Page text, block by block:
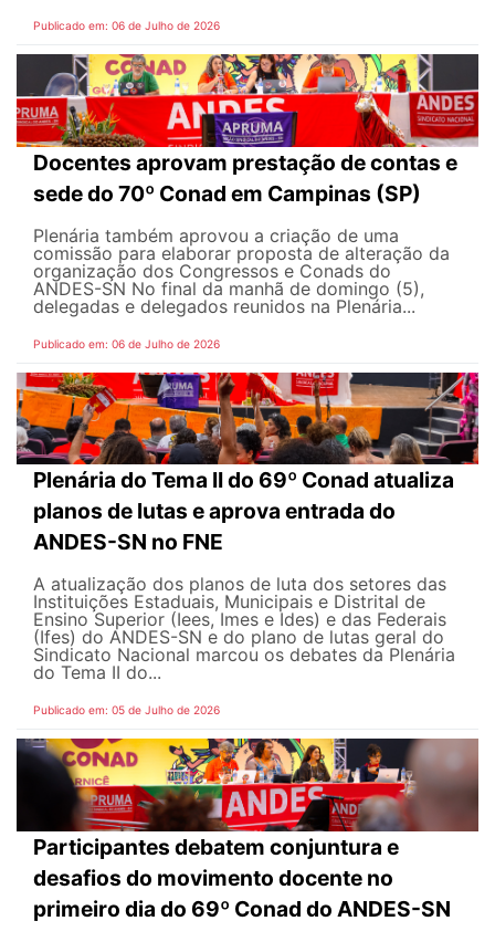
Publicado em: 06 de Julho de 2026
Docentes aprovam prestação de contas e
sede do 70º Conad em Campinas (SP)
Plenária também aprovou a criação de uma
comissão para elaborar proposta de alteração da
organização dos Congressos e Conads do
ANDES-SN No final da manhã de domingo (5),
delegadas e delegados reunidos na Plenária...
Publicado em: 06 de Julho de 2026
Plenária do Tema II do 69º Conad atualiza
planos de lutas e aprova entrada do
ANDES-SN no FNE
A atualização dos planos de luta dos setores das
Instituições Estaduais, Municipais e Distrital de
Ensino Superior (Iees, Imes e Ides) e das Federais
(Ifes) do ANDES-SN e do plano de lutas geral do
Sindicato Nacional marcou os debates da Plenária
do Tema II do...
Publicado em: 05 de Julho de 2026
Participantes debatem conjuntura e
desafios do movimento docente no
primeiro dia do 69º Conad do ANDES-SN